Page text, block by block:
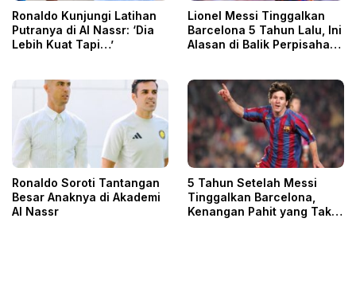
Ronaldo Kunjungi Latihan
Putranya di Al Nassr: ‘Dia
Lebih Kuat Tapi…’
Lionel Messi Tinggalkan
Barcelona 5 Tahun Lalu, Ini
Alasan di Balik Perpisahan
Ronaldo Soroti Tantangan
Besar Anaknya di Akademi
Al Nassr
5 Tahun Setelah Messi
Tinggalkan Barcelona,
Kenangan Pahit yang Tak